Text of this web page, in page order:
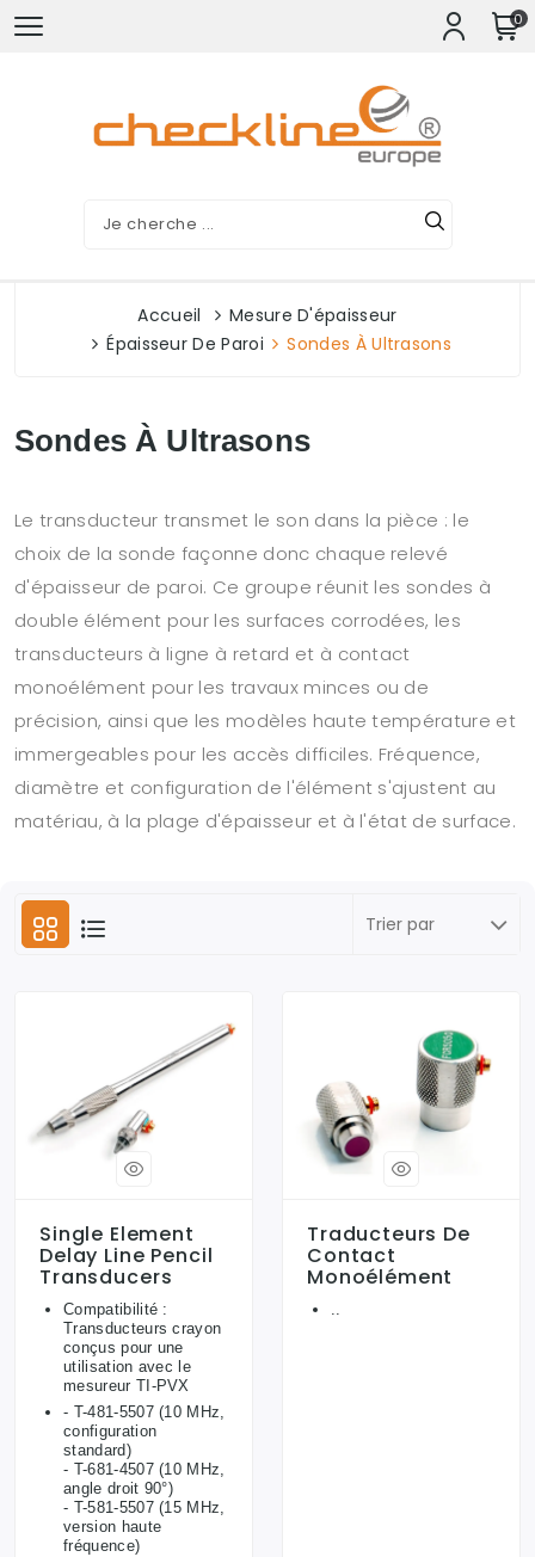
0
Accueil
Mesure D'épaisseur
Épaisseur De Paroi
Sondes À Ultrasons
Sondes À Ultrasons
Le transducteur transmet le son dans la pièce : le
choix de la sonde façonne donc chaque relevé
d'épaisseur de paroi. Ce groupe réunit les sondes à
double élément pour les surfaces corrodées, les
transducteurs à ligne à retard et à contact
monoélément pour les travaux minces ou de
précision, ainsi que les modèles haute température et
immergeables pour les accès difficiles. Fréquence,
diamètre et configuration de l'élément s'ajustent au
matériau, à la plage d'épaisseur et à l'état de surface.
Single Element
Delay Line Pencil
Transducers
Compatibilité :
Transducteurs crayon
conçus pour une
utilisation avec le
mesureur TI-PVX
- T-481-5507 (10 MHz,
configuration
standard)
- T-681-4507 (10 MHz,
angle droit 90°)
- T-581-5507 (15 MHz,
version haute
fréquence)
Traducteurs De
Contact
Monoélément
..